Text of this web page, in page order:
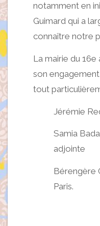
notamment en
Guimard qui a
connaître notre
La mairie du
son
tout
Jérémie
Samia
adjointe
Bérengère
Paris.